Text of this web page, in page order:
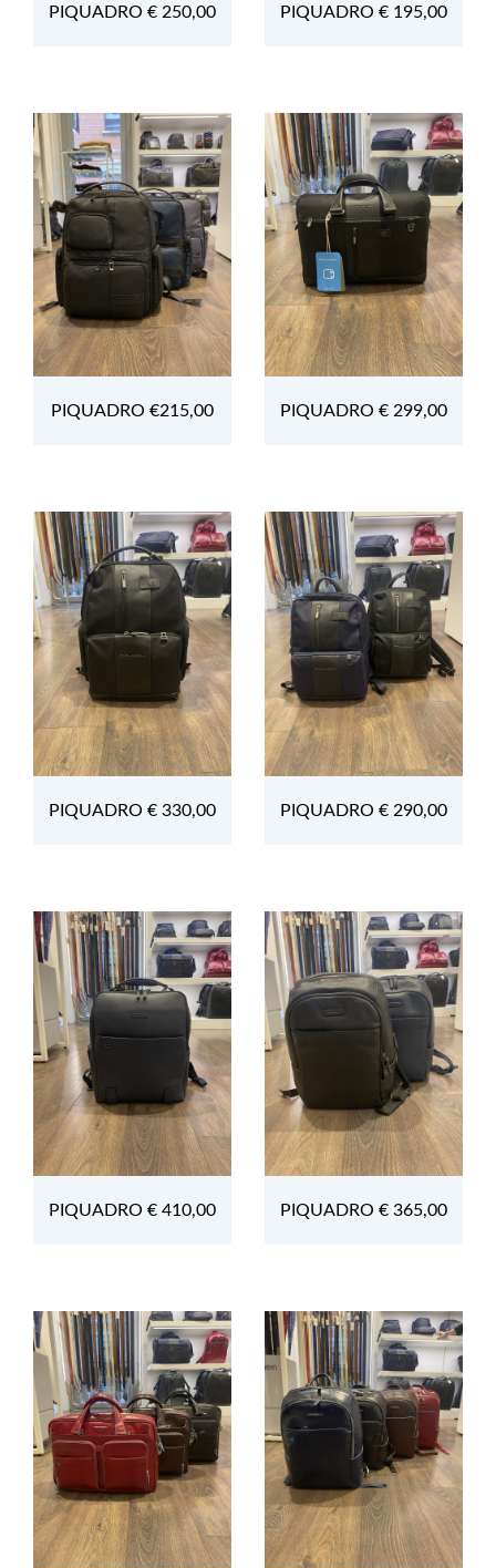
PIQUADRO € 250,00 PIQUADRO € 195,00
PIQUADRO €215,00 PIQUADRO € 299,00
PIQUADRO € 330,00 PIQUADRO € 290,00
PIQUADRO € 410,00 PIQUADRO € 365,00